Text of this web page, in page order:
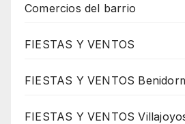
Comercios del barrio
FIESTAS Y VENTOS
FIESTAS Y VENTOS
FIESTAS Y VENTOS